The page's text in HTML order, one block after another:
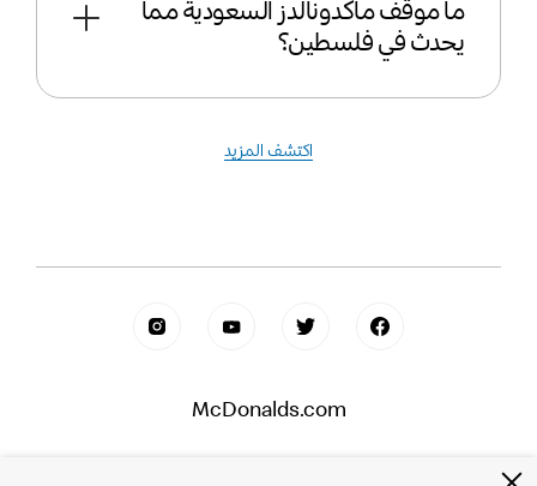
ما موقف ماكدونالدز السعودية مما
يحدث في فلسطين؟
اكتشف المزيد
McDonalds.com